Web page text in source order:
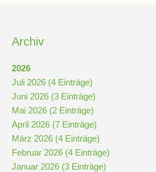
Konzepte
Lehrer-
Raum-
Prinzip
Berufswahlvorbereitung
Archiv
2026
Juli 2026 (4 Einträge)
Juni 2026 (3 Einträge)
Mai 2026 (2 Einträge)
April 2026 (7 Einträge)
März 2026 (4 Einträge)
Februar 2026 (4 Einträge)
Januar 2026 (3 Einträge)